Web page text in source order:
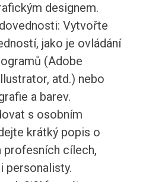
designem.
Vytvořte
jako je ovládání
(Adobe
atd.) nebo
a barev.
s osobním
krátký popis o
profesních cílech,
personalisty.